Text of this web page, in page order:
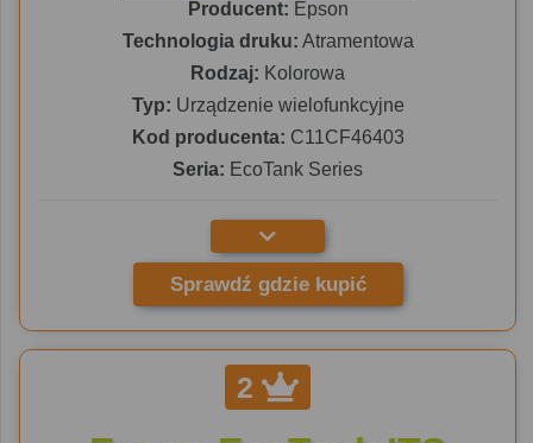
Producent: Epson
Technologia druku: Atramentowa
Rodzaj: Kolorowa
Typ: Urządzenie wielofunkcyjne
Kod producenta: C11CF46403
Seria: EcoTank Series
Sprawdź gdzie kupić
2